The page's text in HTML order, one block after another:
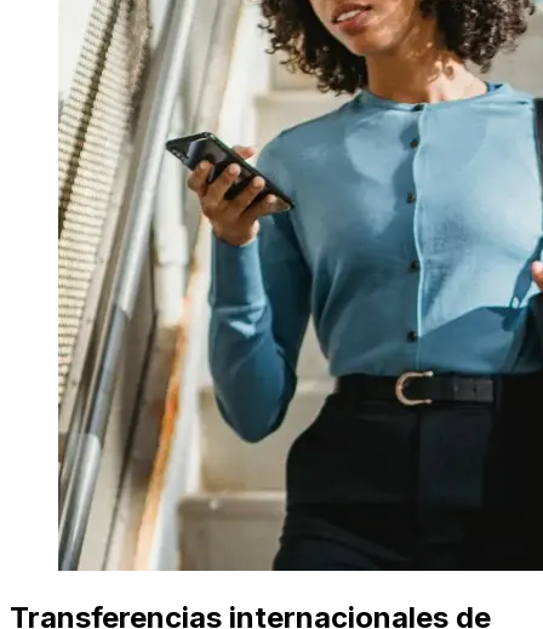
Transferencias internacionales de